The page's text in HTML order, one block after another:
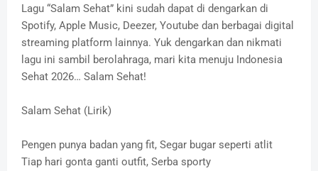
Lagu “Salam Sehat” kini sudah dapat di dengarkan di
Spotify, Apple Music, Deezer, Youtube dan berbagai digital
streaming platform lainnya. Yuk dengarkan dan nikmati
lagu ini sambil berolahraga, mari kita menuju Indonesia
Sehat 2026… Salam Sehat!
Salam Sehat (Lirik)
Pengen punya badan yang fit, Segar bugar seperti atlit
Tiap hari gonta ganti outfit, Serba sporty